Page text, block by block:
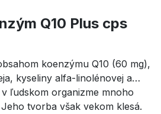
Q10 Plus cps
koenzýmu Q10 (60 mg),
kyseliny alfa-linolénovej a
ľudskom organizme mnoho
tvorba však vekom klesá.